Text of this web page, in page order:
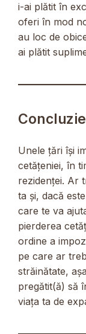
i-ai plătit în
oferi în mod
au loc de
ai plătit
Concluzie
Unele țări își
cetățeniei, în
rezidenței. Ar
ta și, dacă
care te va
pierderea
ordine a
pe care ar
străinătate,
pregătit(ă) să
viața ta de